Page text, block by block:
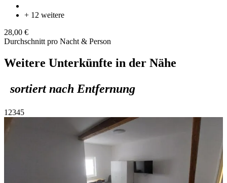
+ 12 weitere
28,00 €
Durchschnitt pro Nacht & Person
Weitere Unterkünfte in der Nähe
sortiert nach Entfernung
1 2345